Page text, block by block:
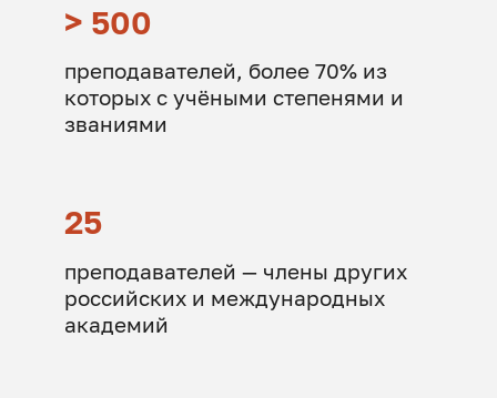
> 500
преподавателей, более 70% из
которых с учёными степенями и
званиями
25
преподавателей — члены других
российских и международных
академий